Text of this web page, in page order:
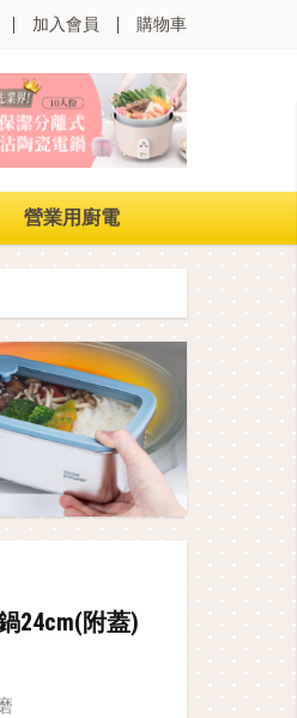
加入會員 購物車
營業用廚電
24cm(附蓋)